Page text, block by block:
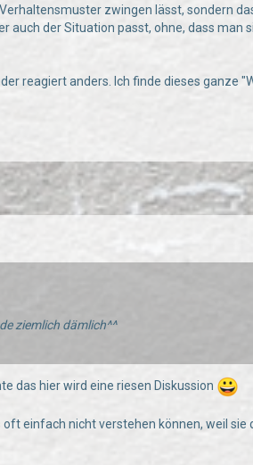
zwingen lässt, sondern
der Situation passt, ohne, dass man
reagiert anders. Ich finde dieses ganze
ziemlich dämlich^^
das hier wird eine riesen Diskussion
einfach nicht verstehen können, weil